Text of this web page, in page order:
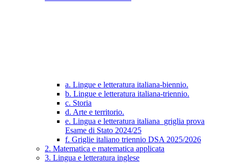
a. Lingue e letteratura italiana-biennio.
b. Lingue e letteratura italiana-triennio.
c. Storia
d. Arte e territorio.
e. Lingua e letteratura italiana_griglia prova
Esame di Stato 2024/25
f. Griglie italiano triennio DSA 2025/2026
2. Matematica e matematica applicata
3. Lingua e letteratura inglese